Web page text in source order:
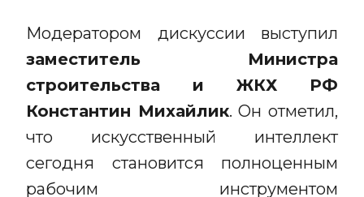
Модератором дискуссии выступил
заместитель Министра
строительства и ЖКХ РФ
Константин Михайлик. Он отметил,
что искусственный интеллект
сегодня становится полноценным
рабочим инструментом